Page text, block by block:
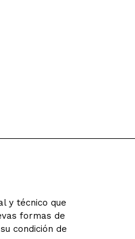
y técnico que
formas de
condición de